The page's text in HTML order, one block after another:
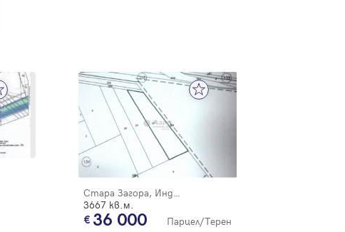
Стара Загора, Индустриален - запад
3667 кв.м.
36 000 Парцел/Терен